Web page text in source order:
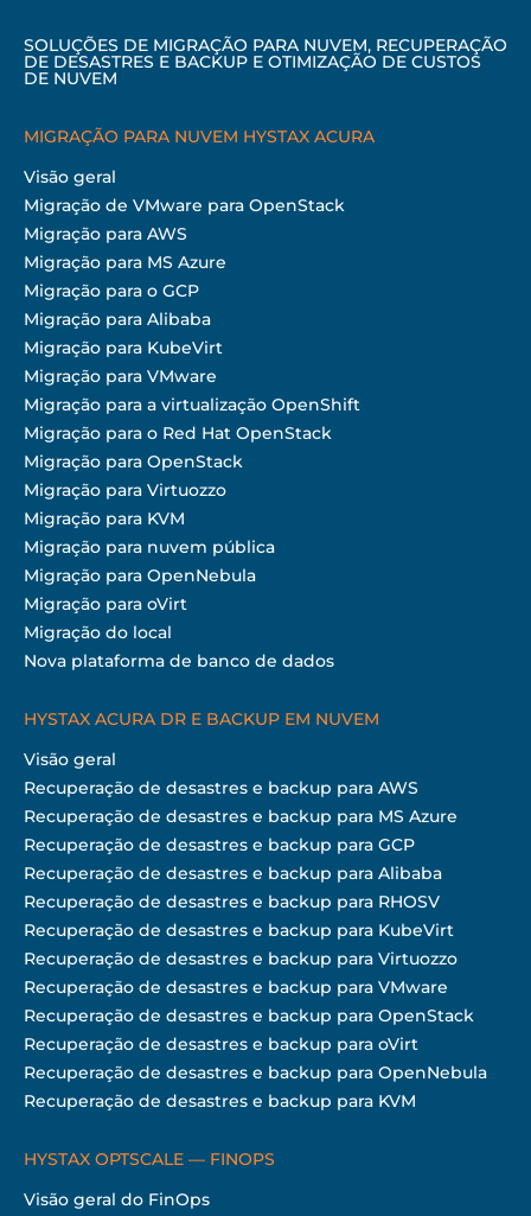
SOLUÇÕES DE MIGRAÇÃO PARA NUVEM, RECUPERAÇÃO
DE DESASTRES E BACKUP E OTIMIZAÇÃO DE CUSTOS
DE NUVEM
MIGRAÇÃO PARA NUVEM HYSTAX ACURA
Visão geral
Migração de VMware para OpenStack
Migração para AWS
Migração para MS Azure
Migração para o GCP
Migração para Alibaba
Migração para KubeVirt
Migração para VMware
Migração para a virtualização OpenShift
Migração para o Red Hat OpenStack
Migração para OpenStack
Migração para Virtuozzo
Migração para KVM
Migração para nuvem pública
Migração para OpenNebula
Migração para oVirt
Migração do local
Nova plataforma de banco de dados
HYSTAX ACURA DR E BACKUP EM NUVEM
Visão geral
Recuperação de desastres e backup para AWS
Recuperação de desastres e backup para MS Azure
Recuperação de desastres e backup para GCP
Recuperação de desastres e backup para Alibaba
Recuperação de desastres e backup para RHOSV
Recuperação de desastres e backup para KubeVirt
Recuperação de desastres e backup para Virtuozzo
Recuperação de desastres e backup para VMware
Recuperação de desastres e backup para OpenStack
Recuperação de desastres e backup para oVirt
Recuperação de desastres e backup para OpenNebula
Recuperação de desastres e backup para KVM
HYSTAX OPTSCALE — FINOPS
Visão geral do FinOps